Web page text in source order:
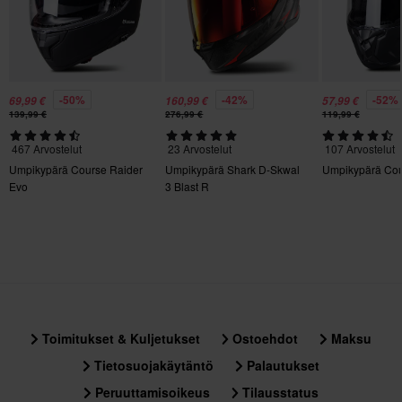
Tuotteen Paino
1400
Ei mitään
Väri
Pinkki, Musta
Sertifiointistandardi
ECE 22.06
Paketin mitat
69,99 € -50%
139,99 €
467 Arvostelut
Umpikypärä Course Raider
Evo
160,99 € -42%
276,99 €
23 Arvostelut
Umpikypärä Shark D-Skwal
3 Blast R
57,99 € -52%
119,99 €
107 Arvostelut
Umpikypärä
Toimitukset & Kuljetukset Ostoehdot
Maksu
Tietosuojakäytäntö
Palautukset
Peruuttamisoikeus
Tilausstatus